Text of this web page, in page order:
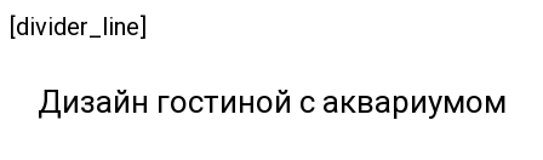
[divider_line]
Дизайн гостиной с аквариумом